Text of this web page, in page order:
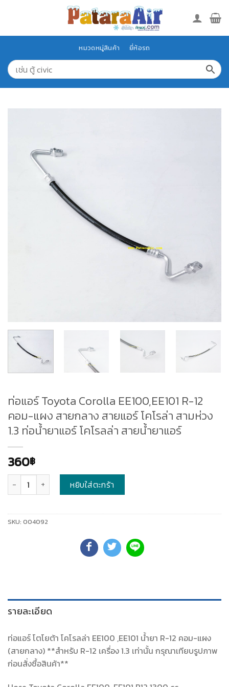
หมวดหมู่สินค้า ยี่ห้อรถ
ท่อแอร์ Toyota Corolla EE100,EE101 R-12
คอม-แผง สายกลาง สายแอร์ โคโรล่า สามห่วง
1.3 ท่อน้ำยาแอร์ โคโรลล่า สายน้ำยาแอร์
360฿
หยิบใส่ตะกร้า
SKU: 004092
รายละเอียด
ท่อแอร์ โตโยต้า โคโรลล่า EE100 ,EE101 น้ำยา R-12 คอม-แผง
(สายกลาง) **สำหรับ R-12 เครื่อง 1.3 เท่านั้น กรุณาเทียบรูปภาพ
ก่อนสั่งซื้อสินค้า**